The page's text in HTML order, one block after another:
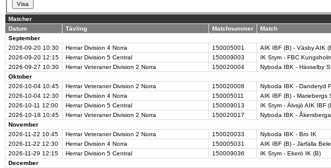
Matcher
Datum
Tävling Matchnummer Match
September
2026-09-20 10:30 Herrar Division 4 Norra 150005001
AIK IBF (B) - Väsby AIK
2026-09-20 12:15 Herrar Division 5 Central 150009003
IK Stym - FBC
2026-09-27 10:30 Herrar Veteraner Division 2 Norra 150020004
Nyboda IBK - Hässelby
Oktober
2026-10-04 10:45 Herrar Veteraner Division 2 Norra 150020008
Nyboda IBK - Danderyd
2026-10-04 12:30 Herrar Division 4 Norra 150005011
AIK IBF (B) - Mariebergs
2026-10-11 12:00 Herrar Division 5 Central 150009013
IK Stym - Älvsjö AIK IBF
2026-10-18 10:45 Herrar Veteraner Division 2 Norra 150020017
Nyboda IBK -
November
2026-11-22 10:45 Herrar Veteraner Division 2 Norra 150020033
Nyboda IBK - Bro IK
2026-11-22 12:30 Herrar Division 4 Norra 150005031
AIK IBF (B) - Järfälla
2026-11-29 12:15 Herrar Division 5 Central 150009036
IK Stym - Ekerö IK (B)
December